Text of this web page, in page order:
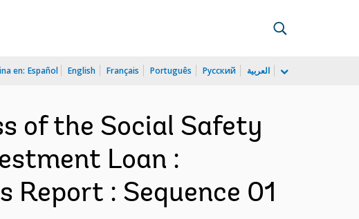
en: Español English Français Português Русский العربية
of the Social Safety
Loan :
: Sequence 01